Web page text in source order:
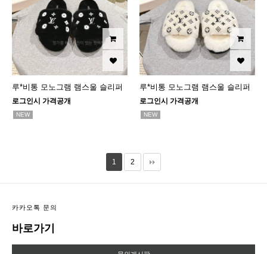
루*비통 모노그램 램스울 슬리퍼
로그인시 가격공개
NEW
루*비통 모노그램 램스울 슬리퍼
로그인시 가격공개
NEW
1 2
카카오톡 문의
바로가기